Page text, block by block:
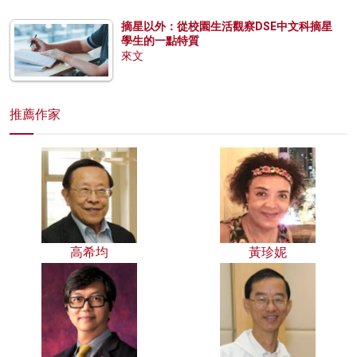
摘星以外：從校園生活觀察DSE中文科摘星
學生的一點特質
來文
推薦作家
高希均 黃珍妮